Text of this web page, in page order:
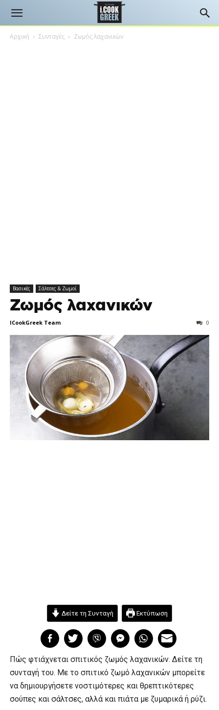
Αρχική Συνταγές Ζωμός λαχανικών
Βασικές Σάλτσες & Ζωμοί
Ζωμός λαχανικών
ICookGreek Team 0
Δείτε τη Συνταγή Εκτύπωση
Πώς φτιάχνεται σπιτικός ζωμός λαχανικών. Δείτε τη
συνταγή του. Με το σπιτικό ζωμό λαχανικών μπορείτε
να δημιουργήσετε νοστιμότερες και θρεπτικότερες
σούπες και σάλτσες, αλλά και πιάτα με ζυμαρικά ή ρύζι.